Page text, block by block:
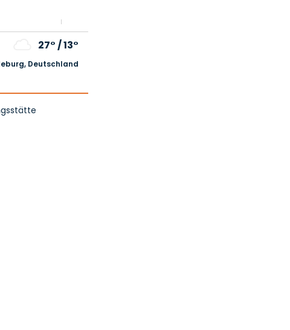
27°/13°
Deutschland